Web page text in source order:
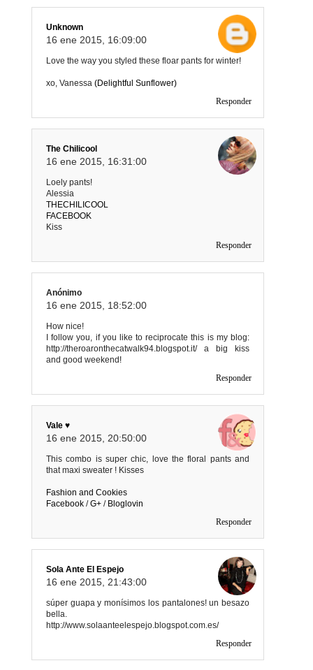
Unknown
16 ene 2015, 16:09:00
Love the way you styled these floar pants for winter!
xo, Vanessa (Delightful Sunflower)
Responder
The Chilicool
16 ene 2015, 16:31:00
Loely pants!
Alessia
THECHILICOOL
FACEBOOK
Kiss
Responder
Anónimo
16 ene 2015, 18:52:00
How nice!
I follow you, if you like to reciprocate this is my blog:
http://theroaronthecatwalk94.blogspot.it/ a big kiss
and good weekend!
Responder
Vale ♥
16 ene 2015, 20:50:00
This combo is super chic, love the floral pants and
that maxi sweater ! Kisses
Fashion and Cookies
Facebook /G+ / Bloglovin
Responder
Sola Ante El Espejo
16 ene 2015, 21:43:00
súper guapa y monísimos los pantalones! un besazo
bella.
http://www.solaanteelespejo.blogspot.com.es/
Responder